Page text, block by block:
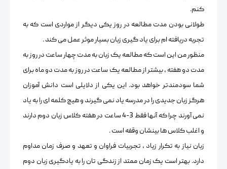
کنم.
طولانی بودن مدت مطالعه در روز یکی دیگر از مواردی است که به
تجربه دریافته ام برای یاد گیری زبان بسیار موثر عمل می کند .
منظور من این است که مطالعه یک زبان به مدت چهار ساعت در روز به
مدت دو هفته ، بیشتر از مطالعه یک ساعت در روز به مدت دو ماه برای
شما سودمندتر خواهد بود. این یکی از دلایلی است دانش آموزان
هرگز زبان جدیدی را در مدرسه یاد نمی گیرند و هیچ کلمه ای را به یاد
نمی آورند چرا که آنها فقط 3-4 ساعت در هفته کلاس زبان دوم دارند
و اغلب کلاس ها بینشان وقفه است .
زبان نیاز به تکرار زیاد ، تجربیات فراوان و تعهد و صرف زمان مداوم
دارد. بهتر است یک زمان ممتد از زندگی تان را به یادگیری زبان دوم